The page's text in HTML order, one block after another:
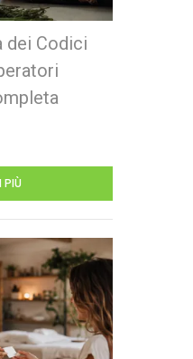
dei Codici
PIÙ